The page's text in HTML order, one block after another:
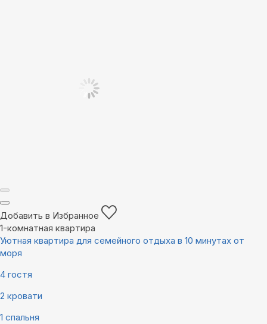
Добавить в Избранное
1-комнатная квартира
Уютная квартира для семейного отдыха в 10 минутах от
моря
4 гостя
2 кровати
1 спальня